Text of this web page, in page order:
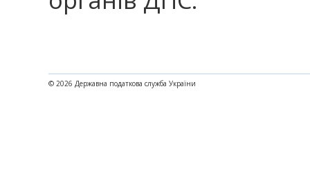
© 2026 Державна податкова служба України